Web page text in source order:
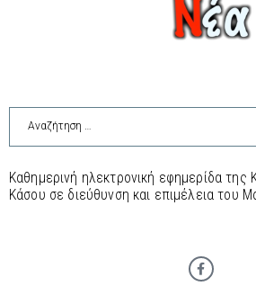
Καθημερινή ηλεκτρονική εφημερίδα της
Κάσου σε διεύθυνση και επιμέλεια του